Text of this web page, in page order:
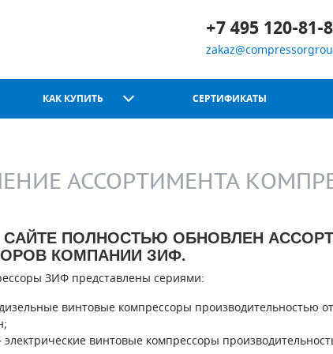
+7 495 120-81-
КАК КУПИТЬ СЕРТИФИКАТЫ
АССОРТИМЕНТА
ПОЛНОСТЬЮ ОБНОВЛЕН
КОМПАНИИ ЗИФ.
ЗИФ представлены сериями:
винтовые компрессоры производительностью
электрические винтовые компрессоры